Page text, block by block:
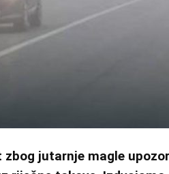
jutarnje magle